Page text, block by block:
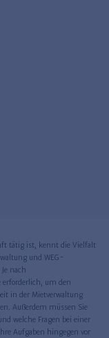
tätig ist, kennt die Vielfalt
und WEG-
nach
um den
in der Mietverwaltung
Außerdem müssen Sie
welche Fragen bei einer
Aufgaben hingegen vor